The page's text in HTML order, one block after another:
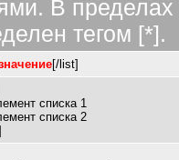
В пределах
тегом [*].
[/list]
списка 1
списка 2